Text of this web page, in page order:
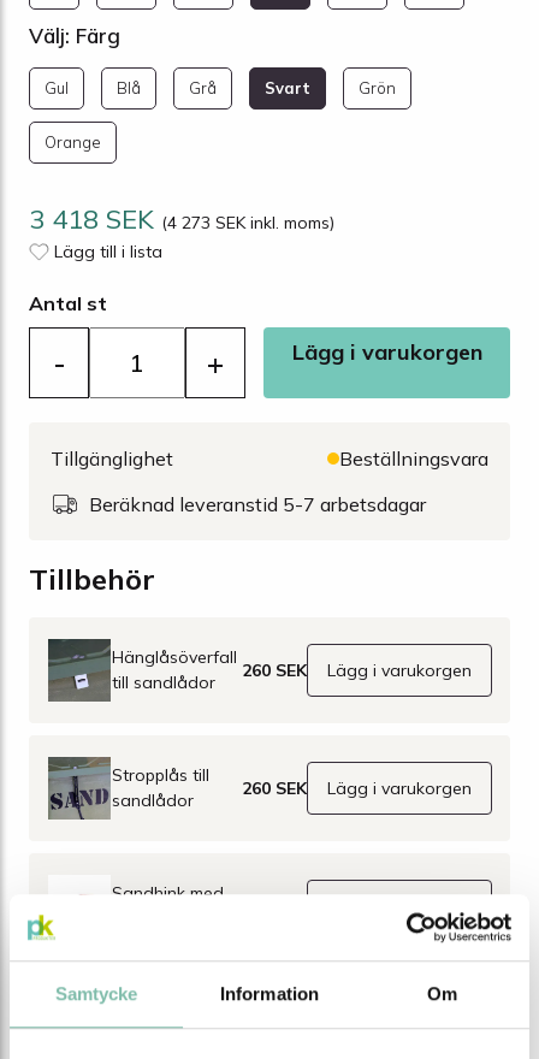
Samtycke Information Om
Välj: Färg
Gul Blå Grå Svart Grön
Orange
3 418 SEK (4 273 SEK inkl. moms)
Lägg till i lista
Antal st
- + Lägg i varukorgen
Tillgänglighet
Beställningsvara
Beräknad leveranstid 5-7 arbetsdagar
Tillbehör
Hänglåsöverfall
till sandlådor
260 SEK Lägg i varukorgen
Stropplås till
sandlådor
260 SEK Lägg i varukorgen
Sandhink med
BESKRIVNING